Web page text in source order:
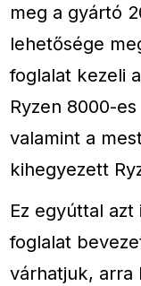
meg a gyártó
lehetősége
foglalat kezeli
Ryzen 8000-
valamint a
kihegyezett
Ez egyúttal
foglalat
várhatjuk, arra